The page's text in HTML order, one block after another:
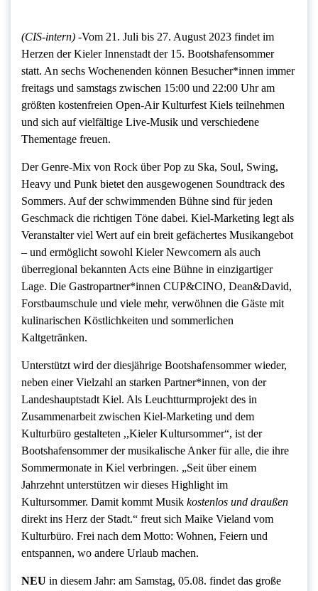
(CIS-intern) -Vom 21. Juli bis 27. August 2023 findet im
Herzen der Kieler Innenstadt der 15. Bootshafensommer
statt. An sechs Wochenenden können Besucher*innen immer
freitags und samstags zwischen 15:00 und 22:00 Uhr am
größten kostenfreien Open-Air Kulturfest Kiels teilnehmen
und sich auf vielfältige Live-Musik und verschiedene
Thementage freuen.
Der Genre-Mix von Rock über Pop zu Ska, Soul, Swing,
Heavy und Punk bietet den ausgewogenen Soundtrack des
Sommers. Auf der schwimmenden Bühne sind für jeden
Geschmack die richtigen Töne dabei. Kiel-Marketing legt als
Veranstalter viel Wert auf ein breit gefächertes Musikangebot
– und ermöglicht sowohl Kieler Newcomern als auch
überregional bekannten Acts eine Bühne in einzigartiger
Lage. Die Gastropartner*innen CUP&CINO, Dean&David,
Forstbaumschule und viele mehr, verwöhnen die Gäste mit
kulinarischen Köstlichkeiten und sommerlichen
Kaltgetränken.
Unterstützt wird der diesjährige Bootshafensommer wieder,
neben einer Vielzahl an starken Partner*innen, von der
Landeshauptstadt Kiel. Als Leuchtturmprojekt des in
Zusammenarbeit zwischen Kiel-Marketing und dem
Kulturbüro gestalteten ,,Kieler Kultursommer“, ist der
Bootshafensommer der musikalische Anker für alle, die ihre
Sommermonate in Kiel verbringen. „Seit über einem
Jahrzehnt unterstützen wir dieses Highlight im
Kultursommer. Damit kommt Musik kostenlos und draußen
direkt ins Herz der Stadt.“ freut sich Maike Vieland vom
Kulturbüro. Frei nach dem Motto: Wohnen, Feiern und
entspannen, wo andere Urlaub machen.
NEU in diesem Jahr: am Samstag, 05.08. findet das große